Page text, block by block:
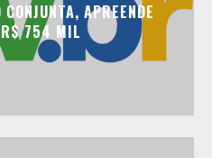
APREENDE
754 MIL